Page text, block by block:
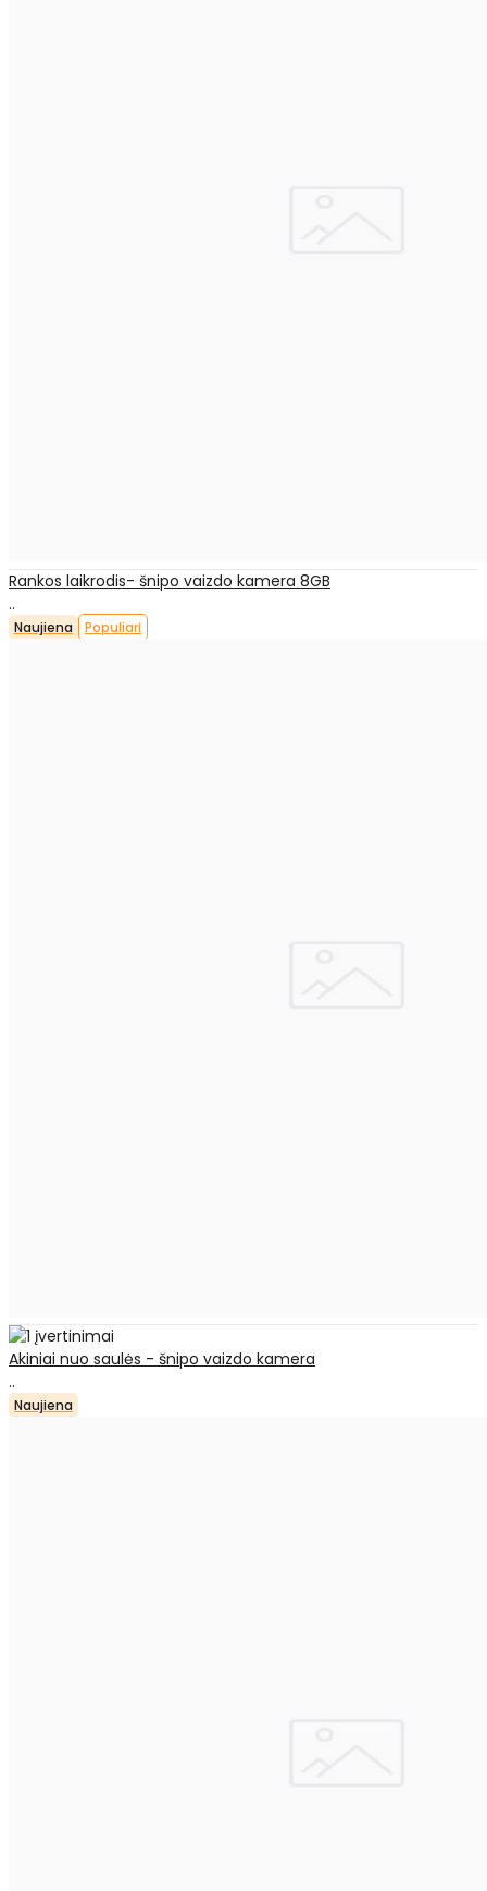
Rankos laikrodis- šnipo vaizdo kamera 8GB
..
Naujiena Populiari
Akiniai nuo saulės - šnipo vaizdo kamera
..
Naujiena